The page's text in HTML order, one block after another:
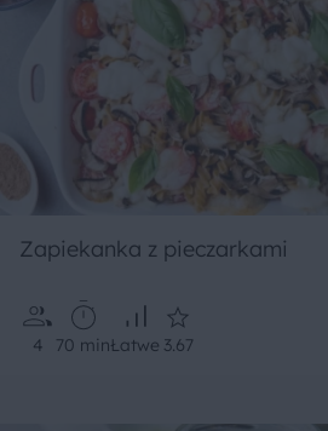
Zapiekanka z pieczarkami
4 70 minŁatwe 3.67